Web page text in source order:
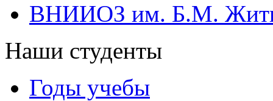
ВНИИОЗ им. Б.М.
Наши студенты
Годы учебы